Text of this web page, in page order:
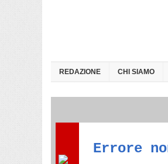
REDAZIONE CHI SIAMO